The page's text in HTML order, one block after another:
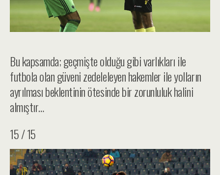
Bu kapsamda; geçmişte olduğu gibi varlıkları ile
futbola olan güveni zedeleleyen hakemler ile yolların
ayrılması beklentinin ötesinde bir zorunluluk halini
almıştır…
15 / 15